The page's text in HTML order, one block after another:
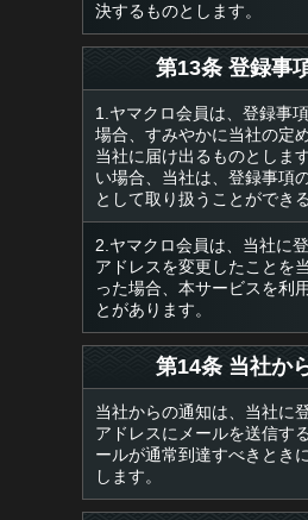
決するものとします。
第13条 登録事
1.ヤマクロ会員は、登録事
場合、すみやかに当社の定
当社に届け出るものとしま
い場合、当社は、登録事項
として取り扱うことができ
2.ヤマクロ会員は、当社に
アドレスを変更したことを
った場合、本サービスを利
とがあります。
第14条 当社か
当社からの通知は、当社に
アドレスにメールを送信す
ールが通常到達すべきとき
します。